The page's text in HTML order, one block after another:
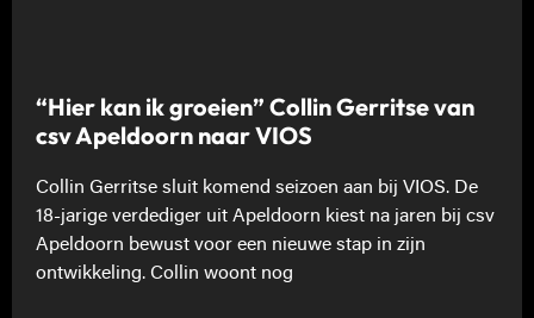
“Hier kan ik groeien” Collin Gerritse van
csv Apeldoorn naar VIOS
Collin Gerritse sluit komend seizoen aan bij VIOS. De
18-jarige verdediger uit Apeldoorn kiest na jaren bij csv
Apeldoorn bewust voor een nieuwe stap in zijn
ontwikkeling. Collin woont nog